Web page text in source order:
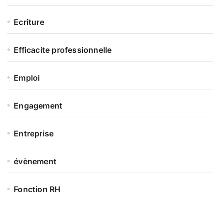
Ecriture
Efficacite professionnelle
Emploi
Engagement
Entreprise
évènement
Fonction RH